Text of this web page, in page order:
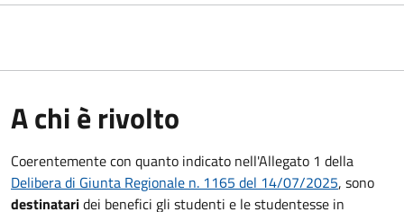
A chi è rivolto
Coerentemente con quanto indicato nell'Allegato 1 della
Delibera di Giunta Regionale n. 1165 del 14/07/2025, sono
destinataridei benefici gli studenti e le studentesse in